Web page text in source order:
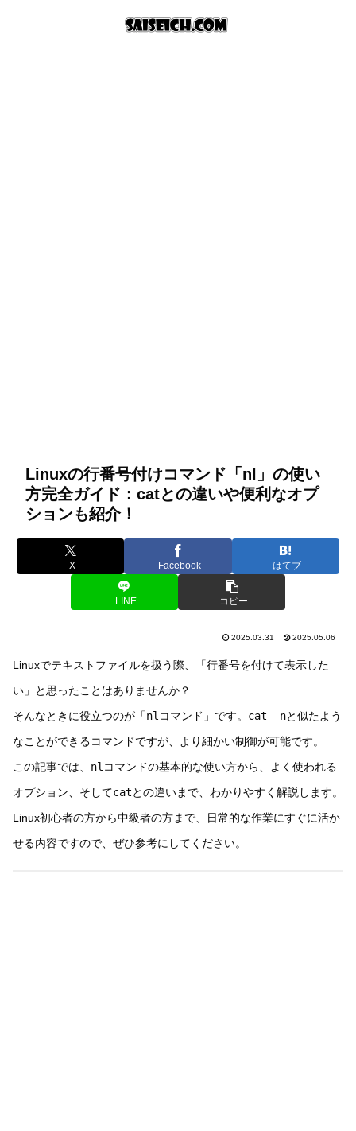
Linuxの行番号付けコマンド「nl」の使い
方完全ガイド：catとの違いや便利なオプ
ションも紹介！
X Facebook はてブ
LINE コピー
2025.03.31 2025.05.06
Linuxでテキストファイルを扱う際、「行番号を付けて表示した
い」と思ったことはありませんか？
そんなときに役立つのが「nl コマンド」です。 cat -nと似たよう
なことができるコマンドですが、より細かい制御が可能です。
この記事では、 nl コマンドの基本的な使い方から、よく使われる
オプション、そしてcatとの違いまで、わかりやすく解説します。
Linux初心者の方から中級者の方まで、日常的な作業にすぐに活か
せる内容ですので、ぜひ参考にしてください。